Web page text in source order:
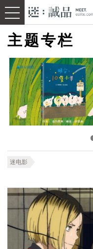
主题专栏
迷电影